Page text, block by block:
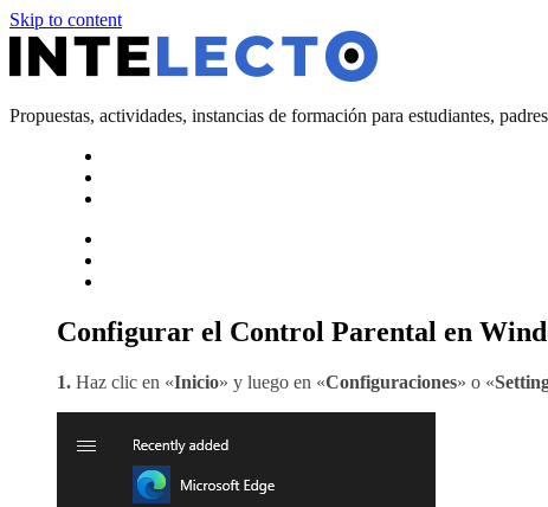
Skip to content
Propuestas, actividades, instancias de formación para estudiantes,
Configurar el Control Parental en
1. Haz clic en «Inicio» y luego en «Configuraciones» o «